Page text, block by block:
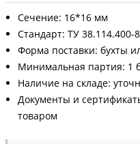
Сечение: 16*16 мм
Стандарт: ТУ 38.114.400-
Форма поставки: бухты
Минимальная партия: 1
Наличие на складе:
Документы и
товаром